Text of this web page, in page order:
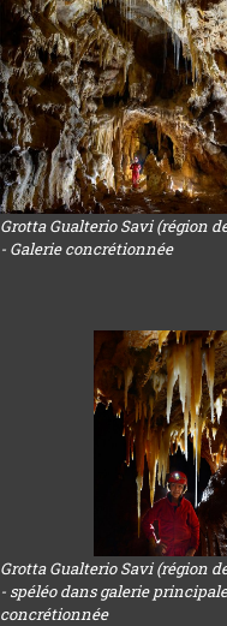
Grotta Gualterio Savi (région
- Galerie concrétionnée
Grotta Gualterio Savi (région
- spéléo dans galerie
concrétionnée